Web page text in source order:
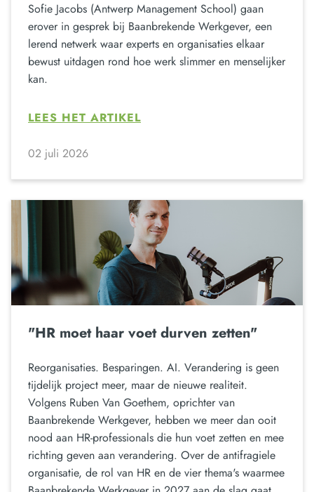
Sofie Jacobs (Antwerp Management School) gaan
erover in gesprek bij Baanbrekende Werkgever, een
lerend netwerk waar experts en organisaties elkaar
bewust uitdagen rond hoe werk slimmer en menselijker
kan.
LEES HET ARTIKEL
02 juli 2026
"HR moet haar voet durven zetten"
Reorganisaties. Besparingen. AI. Verandering is geen
tijdelijk project meer, maar de nieuwe realiteit.
Volgens Ruben Van Goethem, oprichter van
Baanbrekende Werkgever, hebben we meer dan ooit
nood aan HR-professionals die hun voet zetten en mee
richting geven aan verandering. Over de antifragiele
organisatie, de rol van HR en de vier thema's waarmee